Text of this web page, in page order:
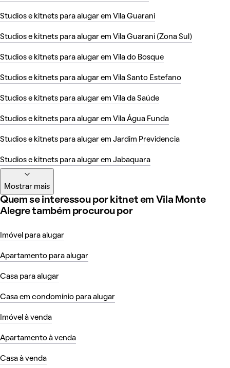
Studios e kitnets para alugar em Vila Guarani
Studios e kitnets para alugar em Vila Guarani (Zona Sul)
Studios e kitnets para alugar em Vila do Bosque
Studios e kitnets para alugar em Vila Santo Estefano
Studios e kitnets para alugar em Vila da Saúde
Studios e kitnets para alugar em Vila Água Funda
Studios e kitnets para alugar em Jardim Previdencia
Studios e kitnets para alugar em Jabaquara
Mostrar mais
Quem se interessou por kitnet em Vila Monte
Alegre também procurou por
Imóvel para alugar
Apartamento para alugar
Casa para alugar
Casa em condomínio para alugar
Imóvel à venda
Apartamento à venda
Casa à venda